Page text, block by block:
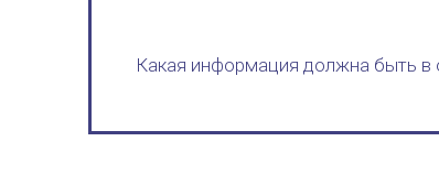
Какая информация должна быть